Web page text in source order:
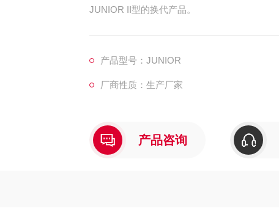
JUNIOR II型的换代产品。
产品型号：JUNIOR
厂商性质：生产厂家
产品咨询